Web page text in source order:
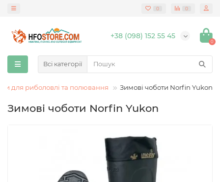
0 0
+38 (098) 152 55 45
0
Всі категорії
для риболовлі та полювання Зимові чоботи Norfin Yukon
Зимові чоботи Norfin Yukon